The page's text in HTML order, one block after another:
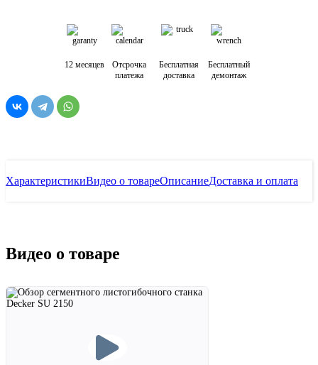
12 месяцев
Отсрочка
платежа
Бесплатная
доставка
Бесплатный
демонтаж
ХарактеристикиВидео о товареОписаниеДоставка и оплата
Видео о товаре